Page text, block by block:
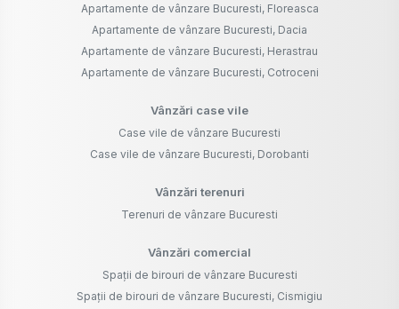
Apartamente de vânzare Bucuresti, Floreasca
Apartamente de vânzare Bucuresti, Dacia
Apartamente de vânzare Bucuresti, Herastrau
Apartamente de vânzare Bucuresti, Cotroceni
Vânzări case vile
Case vile de vânzare Bucuresti
Case vile de vânzare Bucuresti, Dorobanti
Vânzări terenuri
Terenuri de vânzare Bucuresti
Vânzări comercial
Spații de birouri de vânzare Bucuresti
Spații de birouri de vânzare Bucuresti, Cismigiu